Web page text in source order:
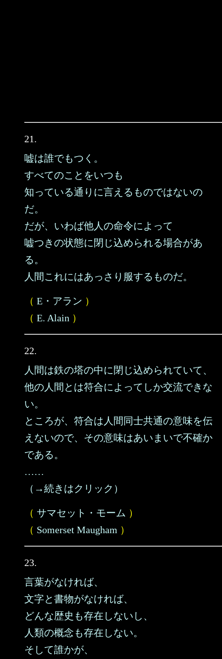
21.
嘘は誰でもつく。
すべてのことをいつも
知っている通りに言えるものではないの
だ。
だが、いわば他人の命令によって
嘘つきの状態に閉じ込められる場合があ
る。
人間これにはあっさり服するものだ。
（ E・アラン ）
（ E. Alain ）
22.
人間は鉄の塔の中に閉じ込められていて、
他の人間とは符合によってしか交流できな
い。
ところが、符合は人間同士共通の意味を伝
えないので、その意味はあいまいで不確か
である。
……
（→続きはクリック）
（ サマセット・モーム ）
（ Somerset Maugham ）
23.
言葉がなければ、
文字と書物がなければ、
どんな歴史も存在しないし、
人類の概念も存在しない。
そして誰かが、